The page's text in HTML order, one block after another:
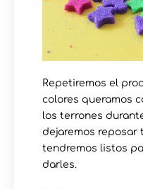
Repetiremos el
colores queramos
los terrones
dejaremos reposar
tendremos listos
darles.